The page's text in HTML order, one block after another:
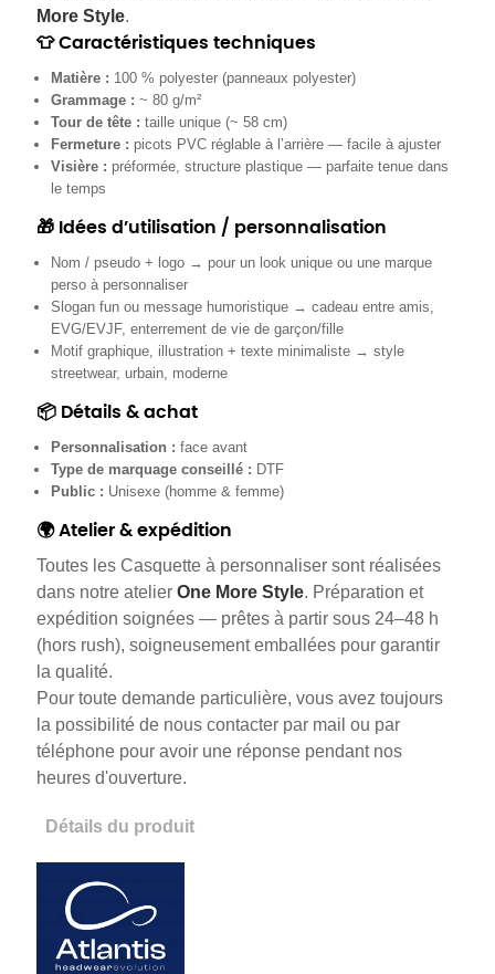
More Style.
👕 Caractéristiques techniques
Matière : 100 % polyester (panneaux polyester)
Grammage : ~ 80 g/m²
Tour de tête : taille unique (~ 58 cm)
Fermeture : picots PVC réglable à l’arrière — facile à ajuster
Visière : préformée, structure plastique — parfaite tenue dans
le temps
🎁 Idées d’utilisation / personnalisation
Nom / pseudo + logo → pour un look unique ou une marque
perso à personnaliser
Slogan fun ou message humoristique → cadeau entre amis,
EVG/EVJF, enterrement de vie de garçon/fille
Motif graphique, illustration + texte minimaliste → style
streetwear, urbain, moderne
📦 Détails & achat
Personnalisation : face avant
Type de marquage conseillé : DTF
Public : Unisexe (homme & femme)
🌍 Atelier & expédition
Toutes les Casquette à personnaliser sont réalisées
dans notre atelierOne More Style. Préparation et
expédition soignées — prêtes à partir sous 24–48 h
(hors rush), soigneusement emballées pour garantir
la qualité.
Pour toute demande particulière, vous avez toujours
la possibilité de nous contacter par mail ou par
téléphone pour avoir une réponse pendant nos
heures d'ouverture.
Détails du produit